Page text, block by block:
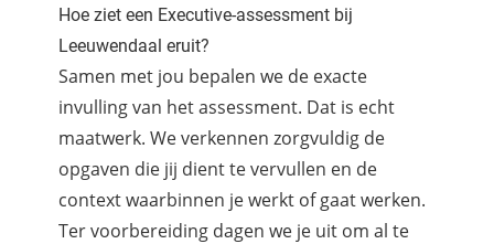
Hoe ziet een Executive-assessment bij
Leeuwendaal eruit?
Samen met jou bepalen we de exacte
invulling van het assessment. Dat is echt
maatwerk. We verkennen zorgvuldig de
opgaven die jij dient te vervullen en de
context waarbinnen je werkt of gaat werken.
Ter voorbereiding dagen we je uit om al te